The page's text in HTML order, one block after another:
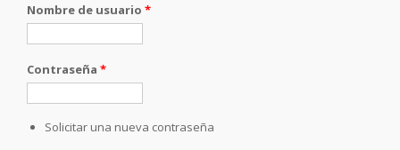
Nombre de usuario *
Contraseña *
Solicitar una nueva contraseña